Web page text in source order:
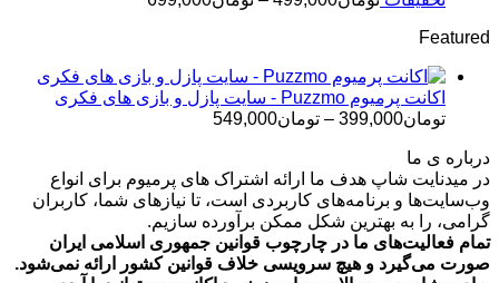
تومان699,000
Featured
اکانت پرمیوم Puzzmo - سایت پازل و بازی های فکری
تومان399,000
– تومان549,000
تا
تومان549,000
درباره ی ما
در میدنایت شاپ هدف ما ارائه اشتراک های پرمیوم برای انواع
وب‌سایت‌ها و برنامه‌های کاربردی است، تا نیازهای شما، کاربران
گرامی، را به بهترین شکل ممکن برآورده سازیم.
تمام فعالیت‌های ما در چارچوب قوانین جمهوری اسلامی ایران
صورت می‌گیرد و هیچ سرویسی خلاف قوانین کشور ارائه نمی‌شود.